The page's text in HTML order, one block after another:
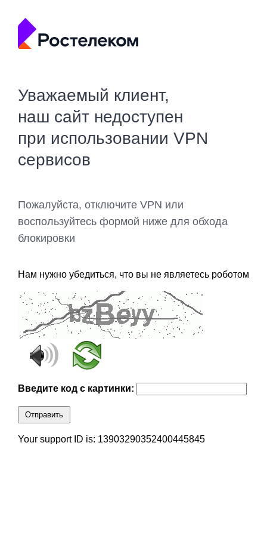
Уважаемый клиент,
наш сайт недоступен
при использовании VPN
сервисов
Пожалуйста, отключите VPN или
воспользуйтесь формой ниже для обхода
блокировки
Нам нужно убедиться, что вы не являетесь роботом
Введите код с картинки:
Отправить
Your support ID is: 13903290352400445845